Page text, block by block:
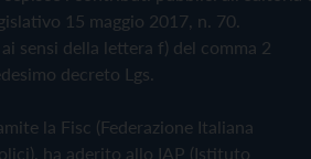
15 maggio 2017, n. 70.
sensi della lettera f) del comma 2
decreto Lgs.
la Fisc (Federazione Italiana
ha aderito allo IAP (Istituto